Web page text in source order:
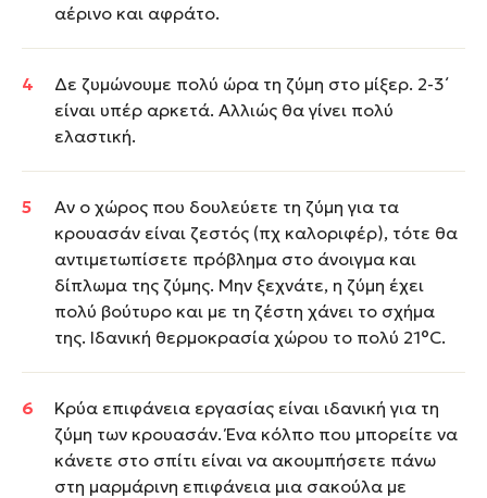
αέρινο και αφράτο.
Δε ζυμώνουμε πολύ ώρα τη ζύμη στο μίξερ. 2-3΄
είναι υπέρ αρκετά. Αλλιώς θα γίνει πολύ
ελαστική.
Αν ο χώρος που δουλεύετε τη ζύμη για τα
κρουασάν είναι ζεστός (πχ καλοριφέρ), τότε θα
αντιμετωπίσετε πρόβλημα στο άνοιγμα και
δίπλωμα της ζύμης. Μην ξεχνάτε, η ζύμη έχει
πολύ βούτυρο και με τη ζέστη χάνει το σχήμα
της. Ιδανική θερμοκρασία χώρου το πολύ 21°C.
Κρύα επιφάνεια εργασίας είναι ιδανική για τη
ζύμη των κρουασάν. Ένα κόλπο που μπορείτε να
κάνετε στο σπίτι είναι να ακουμπήσετε πάνω
στη μαρμάρινη επιφάνεια μια σακούλα με